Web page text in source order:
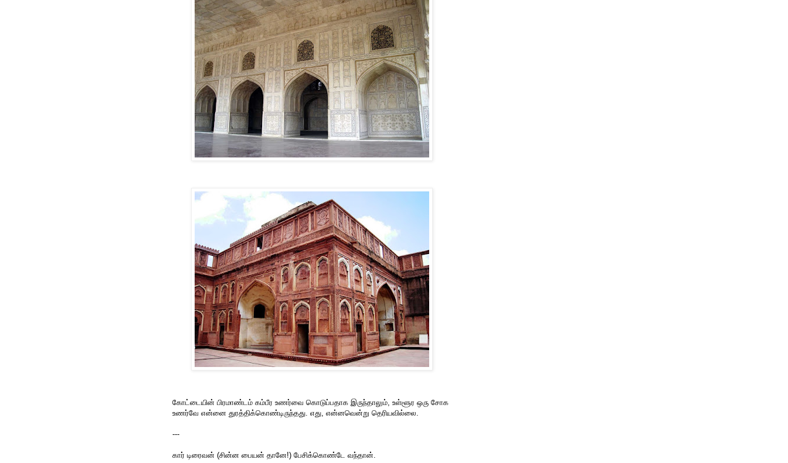
கோட்டையின் பிரமாண்டம் கம்பீர உணர்வை கொடுப்பதாக இருந்தாலும், உள்ளூர ஒரு சோக
உணர்வே என்னை துரத்திக்கொண்டிருந்தது. எது, என்னவென்று தெரியவில்லை.
---
கார் டிரைவன் (சின்ன பையன் தானே!) பேசிக்கொண்டே வந்தான்.